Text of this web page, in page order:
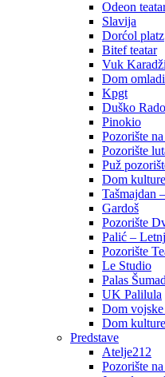
Odeon
Slavija
Dorćol platz
Bitef teatar
Vuk
Dom
Kpgt
Duško
Pinokio
Pozorište
Pozorište
Puž
Dom
Tašmajdan
Gardoš
Pozorište
Palić –
Pozorište
Le Studio
Palas
UK Palilula
Dom vojske
Dom
Predstave
Atelje212
Pozorište